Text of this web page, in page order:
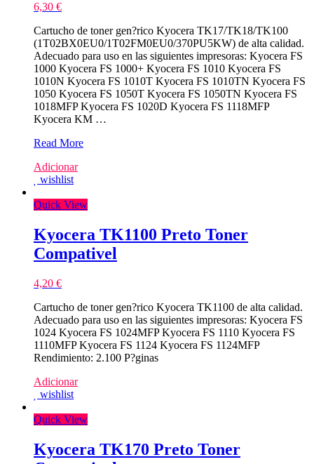
6,30 €
Cartucho de toner gen?rico Kyocera TK17/TK18/TK100
(1T02BX0EU0/1T02FM0EU0/370PU5KW) de alta calidad.
Adecuado para uso en las siguientes impresoras: Kyocera FS
1000 Kyocera FS 1000+ Kyocera FS 1010 Kyocera FS
1010N Kyocera FS 1010T Kyocera FS 1010TN Kyocera FS
1050 Kyocera FS 1050T Kyocera FS 1050TN Kyocera FS
1018MFP Kyocera FS 1020D Kyocera FS 1118MFP
Kyocera KM …
Kyocera
Preto
Toner
Read More
Adicionar
wishlist
Quick View
Kyocera TK1100 Preto Toner
Compativel
4,20 €
Cartucho de toner gen?rico Kyocera TK1100 de alta calidad.
Adecuado para uso en las siguientes impresoras: Kyocera FS
1024 Kyocera FS 1024MFP Kyocera FS 1110 Kyocera FS
1110MFP Kyocera FS 1124 Kyocera FS 1124MFP
Rendimiento: 2.100 P?ginas
Adicionar
wishlist
Quick View
Kyocera TK170 Preto Toner